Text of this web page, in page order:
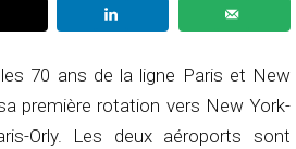
70 ans de la ligne Paris et New
première rotation vers New York-
Orly. Les deux aéroports sont